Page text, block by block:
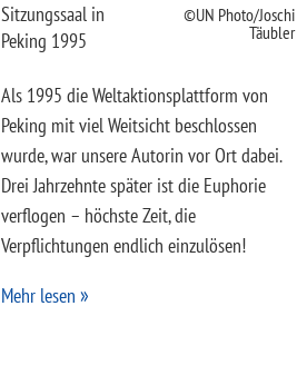
Sitzungssaal in
Peking 1995
UN Photo/Joschi
Täubler
Als 1995 die Weltaktionsplattform von
Peking mit viel Weitsicht beschlossen
wurde, war unsere Autorin vor Ort dabei.
Drei Jahrzehnte später ist die Euphorie
verflogen – höchste Zeit, die
Verpflichtungen endlich einzulösen!
Mehr lesen